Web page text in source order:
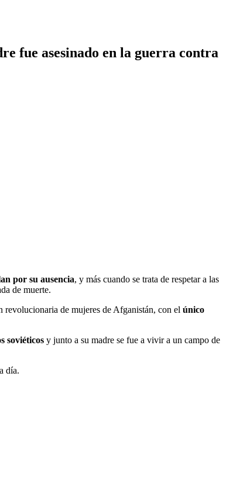
fue asesinado en la guerra contra
por su ausencia, y más cuando se trata de respetar a las
de muerte.
revolucionaria de mujeres de Afganistán, con el único
soviéticos y junto a su madre se fue a vivir a un campo de
día.